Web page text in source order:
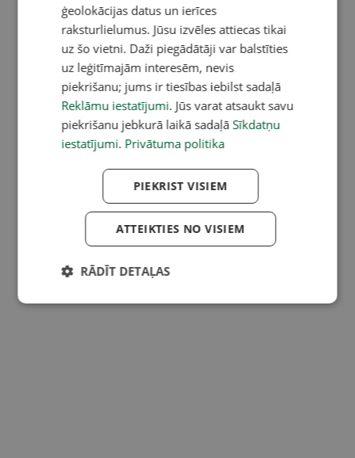
ģeolokācijas datus un ierīces
raksturlielumus. Jūsu izvēles attiecas tikai
uz šo vietni. Daži piegādātāji var balstīties
uz leģitīmajām interesēm, nevis
piekrišanu; jums ir tiesības iebilst sadaļā
Reklāmu iestatījumi. Jūs varat atsaukt savu
piekrišanu jebkurā laikā sadaļā Sīkdatņu
iestatījumi. Privātuma politika
PIEKRIST VISIEM
ATTEIKTIES NO VISIEM
RĀDĪT DETAĻAS